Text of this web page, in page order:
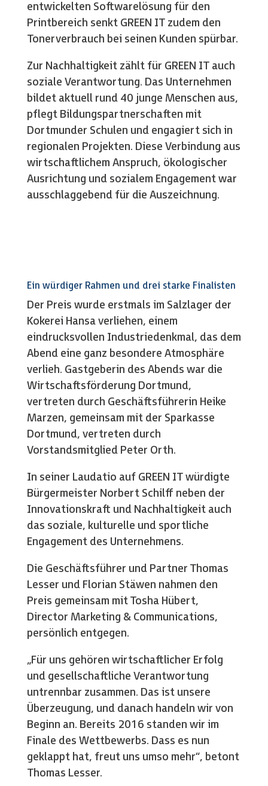
entwickelten Softwarelösung für den
Printbereich senkt GREEN IT zudem den
Tonerverbrauch bei seinen Kunden spürbar.
Zur Nachhaltigkeit zählt für GREEN IT auch
soziale Verantwortung. Das Unternehmen
bildet aktuell rund 40 junge Menschen aus,
pflegt Bildungspartnerschaften mit
Dortmunder Schulen und engagiert sich in
regionalen Projekten. Diese Verbindung aus
wirtschaftlichem Anspruch, ökologischer
Ausrichtung und sozialem Engagement war
ausschlaggebend für die Auszeichnung.
Ein würdiger Rahmen und drei starke Finalisten
Der Preis wurde erstmals im Salzlager der
Kokerei Hansa verliehen, einem
eindrucksvollen Industriedenkmal, das dem
Abend eine ganz besondere Atmosphäre
verlieh. Gastgeberin des Abends war die
Wirtschaftsförderung Dortmund,
vertreten durch Geschäftsführerin Heike
Marzen, gemeinsam mit der Sparkasse
Dortmund, vertreten durch
Vorstandsmitglied Peter Orth.
In seiner Laudatio auf GREEN IT würdigte
Bürgermeister Norbert Schilff neben der
Innovationskraft und Nachhaltigkeit auch
das soziale, kulturelle und sportliche
Engagement des Unternehmens.
Die Geschäftsführer und Partner Thomas
Lesser und Florian Stäwen nahmen den
Preis gemeinsam mit Tosha Hübert,
Director Marketing & Communications,
persönlich entgegen.
„Für uns gehören wirtschaftlicher Erfolg
und gesellschaftliche Verantwortung
untrennbar zusammen. Das ist unsere
Überzeugung, und danach handeln wir von
Beginn an. Bereits 2016 standen wir im
Finale des Wettbewerbs. Dass es nun
geklappt hat, freut uns umso mehr“, betont
Thomas Lesser.